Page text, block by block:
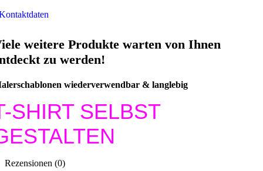
weitere Produkte warten von Ihnen
zu werden!
wiederverwendbar & langlebig
SHIRT SELBST
Rezensionen (0)